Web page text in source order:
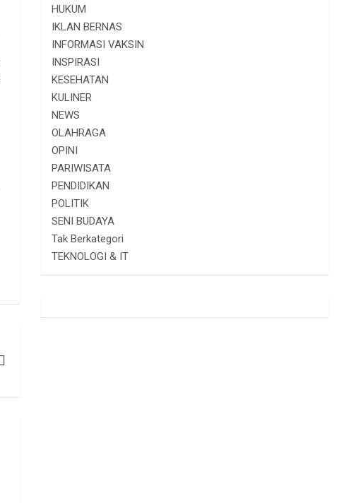
HUKUM
IKLAN BERNAS
INFORMASI VAKSIN
INSPIRASI
KESEHATAN
KULINER
NEWS
OLAHRAGA
OPINI
PARIWISATA
PENDIDIKAN
POLITIK
SENI BUDAYA
Tak Berkategori
TEKNOLOGI & IT